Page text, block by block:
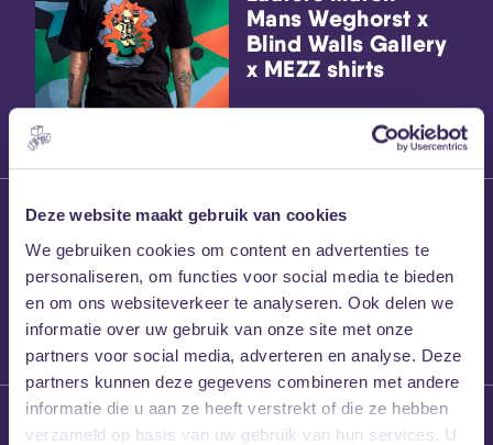
Deze website maakt gebruik van cookies
We gebruiken cookies om content en advertenties te
personaliseren, om functies voor social media te bieden
en om ons websiteverkeer te analyseren. Ook delen we
informatie over uw gebruik van onze site met onze
partners voor social media, adverteren en analyse. Deze
partners kunnen deze gegevens combineren met andere
informatie die u aan ze heeft verstrekt of die ze hebben
verzameld op basis van uw gebruik van hun services. U
Mans Weghorst x
Blind Walls Gallery
x MEZZ shirts
27 maart 2026
Willem’s Blog:
Frans Kalf
26 maart 2026